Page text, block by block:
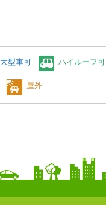
大型車可 ハイルーフ可
屋外